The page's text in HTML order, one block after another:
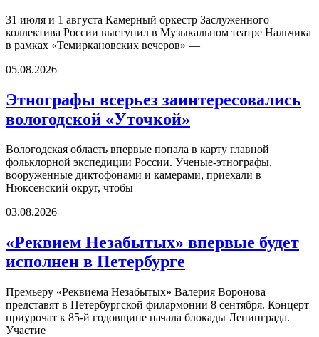
31 июля и 1 августа Камерный оркестр Заслуженного
коллектива России выступил в Музыкальном театре Нальчика
в рамках «Темиркановских вечеров» —
05.08.2026
Этнографы всерьез заинтересовались
вологодской «Уточкой»
Вологодская область впервые попала в карту главной
фольклорной экспедиции России. Ученые-этнографы,
вооруженные диктофонами и камерами, приехали в
Нюксенский округ, чтобы
03.08.2026
«Реквием Незабытых» впервые будет
исполнен в Петербурге
Премьеру «Реквиема Незабытых» Валерия Воронова
представят в Петербургской филармонии 8 сентября. Концерт
приурочат к 85-й годовщине начала блокады Ленинграда.
Участие